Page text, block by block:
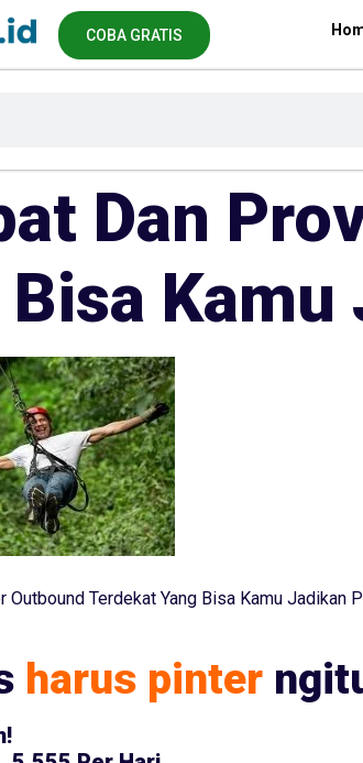
COBA GRATIS
Dan
Bisa
Outbound Terdekat Yang Bisa Kamu Jadikan
harus pinter